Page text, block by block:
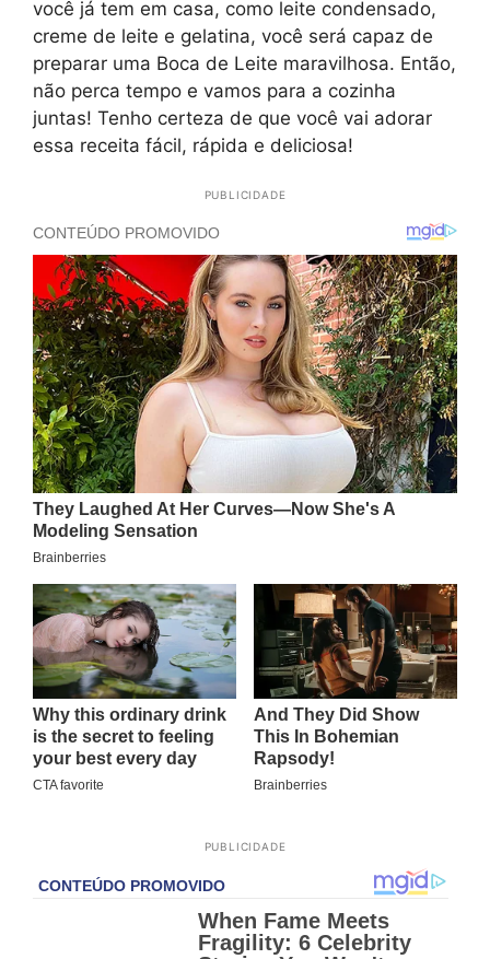
você já tem em casa, como leite condensado,
creme de leite e gelatina, você será capaz de
preparar uma Boca de Leite maravilhosa. Então,
não perca tempo e vamos para a cozinha
juntas! Tenho certeza de que você vai adorar
essa receita fácil, rápida e deliciosa!
PUBLICIDADE
PUBLICIDADE